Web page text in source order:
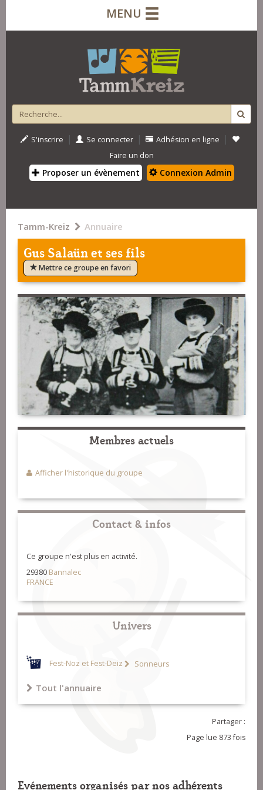
MENU
S'inscrire | Se connecter | Adhésion en ligne |
Faire un don
Proposer un évènement Connexion Admin
Tamm-Kreiz Annuaire
Gus Salaün et ses fils
Mettre ce groupe en favori
Membres actuels
Afficher l'historique du groupe
Contact & infos
Ce groupe n'est plus en activité.
29380 Bannalec
FRANCE
Univers
Fest-Noz et Fest-Deiz Sonneurs
Tout l'annuaire
Partager :
Page lue 873 fois
Evénements organisés par nos adhérents